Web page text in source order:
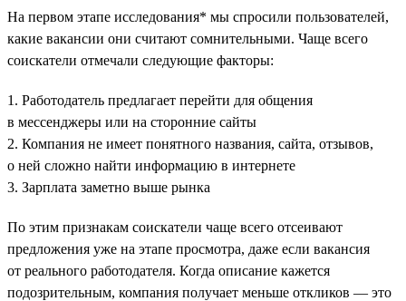
На первом этапе исследования* мы спросили пользователей,
какие вакансии они считают сомнительными. Чаще всего
соискатели отмечали следующие факторы:
1. Работодатель предлагает перейти для общения
в мессенджеры или на сторонние сайты
2. Компания не имеет понятного названия, сайта, отзывов,
о ней сложно найти информацию в интернете
3. Зарплата заметно выше рынка
По этим признакам соискатели чаще всего отсеивают
предложения уже на этапе просмотра, даже если вакансия
от реального работодателя. Когда описание кажется
подозрительным, компания получает меньше откликов — это